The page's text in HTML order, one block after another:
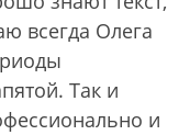
всегда Олега
Так и
и